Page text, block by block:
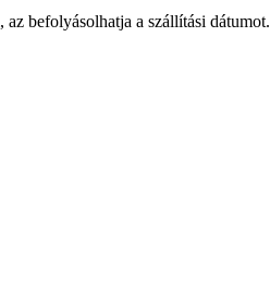
befolyásolhatja a szállítási dátumot.